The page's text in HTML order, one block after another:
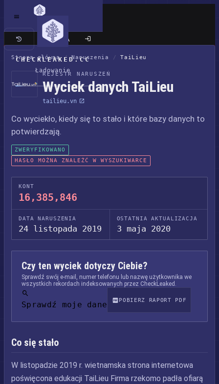
CHECKLEAKED.CC
Ładowanie
Klasyczna wersja
Strona główna / Naruszenia / TaiLieu
REJESTR NARUSZEŃ
Wyciek danych TaiLieu
tailieu.vn
Co wyciekło, kiedy się to stało i które bazy danych to
potwierdzają.
ZWERYFIKOWANO
HASŁO MOŻNA ZNALEŹĆ W WYSZUKIWARCE
KONT
16,385,846
DATA NARUSZENIA
24 listopada 2019
OSTATNIA AKTUALIZACJA
3 maja 2020
Czy ten wyciek dotyczy Ciebie?
Sprawdź swój e-mail, numer telefonu lub nazwę użytkownika we
wszystkich rekordach indeksowanych przez CheckLeaked.
Sprawdź moje dane POBIERZ RAPORT PDF
Co się stało
W listopadzie 2019 r. wietnamska strona internetowa
poświęcona edukacji TaiLieu Firma rzekomo padła ofiarą